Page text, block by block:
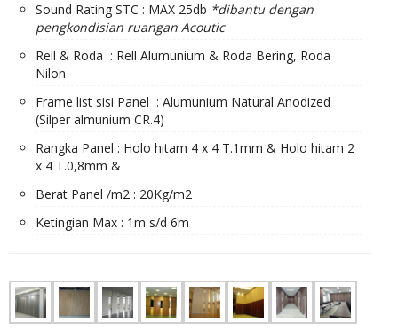
Sound Rating STC : MAX 25db *dibantu dengan
pengkondisian ruangan Acoutic
Rell & Roda : Rell Alumunium & Roda Bering, Roda
Nilon
Frame list sisi Panel : Alumunium Natural Anodized
(Silper almunium CR.4)
Rangka Panel : Holo hitam 4 x 4 T.1mm & Holo hitam 2
x 4 T.0,8mm &
Berat Panel /m2 : 20Kg/m2
Ketingian Max : 1m s/d 6m